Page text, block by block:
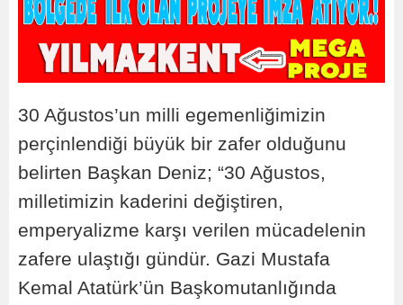
30 Ağustos’un milli egemenliğimizin
perçinlendiği büyük bir zafer olduğunu
belirten Başkan Deniz; “30 Ağustos,
milletimizin kaderini değiştiren,
emperyalizme karşı verilen mücadelenin
zafere ulaştığı gündür. Gazi Mustafa
Kemal Atatürk’ün Başkomutanlığında